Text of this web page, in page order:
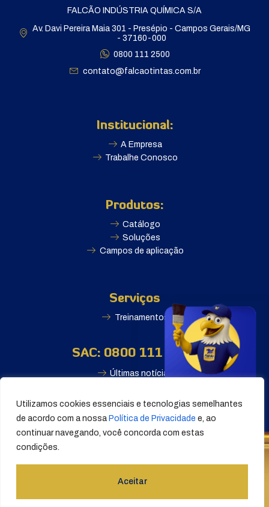
Utilizamos cookies essenciais e tecnologias semelhantes
de acordo com a nossa Política de Privacidade e, ao
continuar navegando, você concorda com estas
condições.
Aceitar
FALCÃO INDÚSTRIA QUÍMICA S/A
Av. Davi Pereira Maia 301 - Presépio - Campos Gerais/MG
- 37160-000
0800 111 2500
contato@falcaotintas.com.br
Institucional:
A Empresa
Trabalhe Conosco
Produtos:
Catálogo
Soluções
Campos de aplicação
Serviços
Treinamentos
SAC: 0800 111 2500
Últimas notícias
© Falcão Tintas S/A 2025. Todos os direitos reservados.